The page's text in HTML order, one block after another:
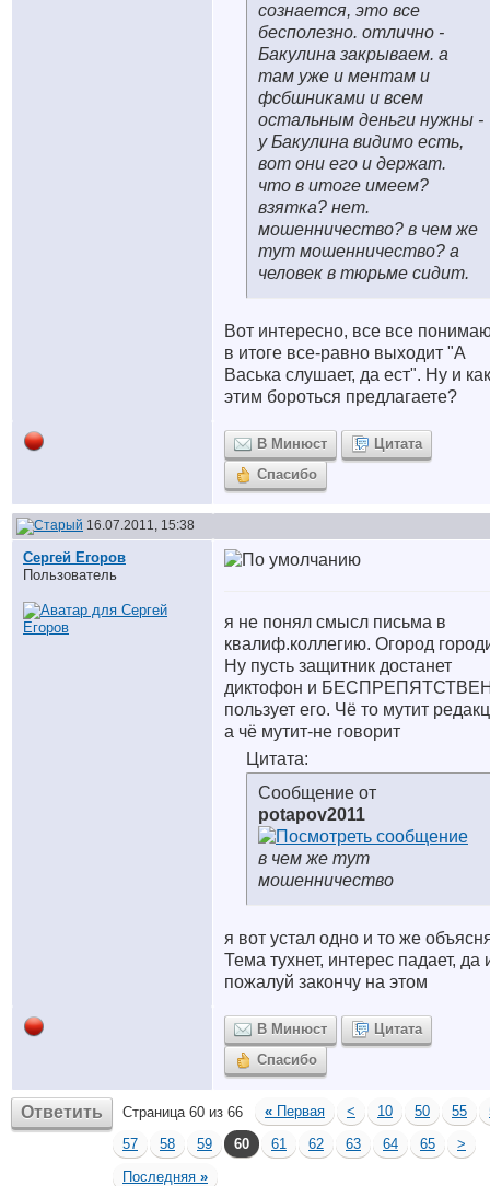
сознается, это все
бесполезно. отлично -
Бакулина закрываем. а
там уже и ментам и
фсбшниками и всем
остальным деньги нужны -
у Бакулина видимо есть,
вот они его и держат.
что в итоге имеем?
взятка? нет.
мошенничество? в чем же
тут мошенничество? а
человек в тюрьме сидит.
Вот интересно, все все
в итоге все-равно выходит "А
Васька слушает, да ест". Ну и
этим бороться предлагаете?
В Минюст
Цитата
Спасибо
16.07.2011, 15:38
Сергей Егоров
Пользователь
я не понял смысл письма в
квалиф.коллегию. Огород
Ну пусть защитник достанет
диктофон и
пользует его. Чё то мутит
а чё мутит-не говорит
Цитата:
Сообщение от
potapov2011
в чем же тут
мошенничество
я вот устал одно и то же
Тема тухнет, интерес падает, да
пожалуй закончу на этом
В Минюст
Цитата
Спасибо
Ответить Страница 60 из 66 « Первая < 10 50 55
57
58 59 60 61 62 63 64 65
>
Последняя »